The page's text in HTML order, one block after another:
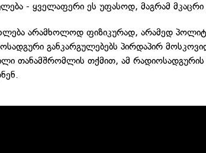
- ყველაფერი ეს უფასოდ, მაგრამ
არამხოლოდ ფიზიკურად, არამედ
განკარგულებებს პირდაპირ
თანამშრომლის თქმით, ამ რადიოსადგურის